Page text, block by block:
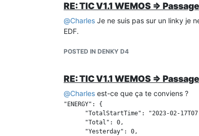
RE: TIC V1.1 WEMOS =>
@Charles Je ne suis pas sur un linky je
EDF.
POSTED IN DENKY D4
RE: TIC V1.1 WEMOS =>
@Charles est-ce que ça te conviens ?
"ENERGY": {
"TotalStartTime": "2023-02-
      "Total": 0,
      "Yesterday": 0,